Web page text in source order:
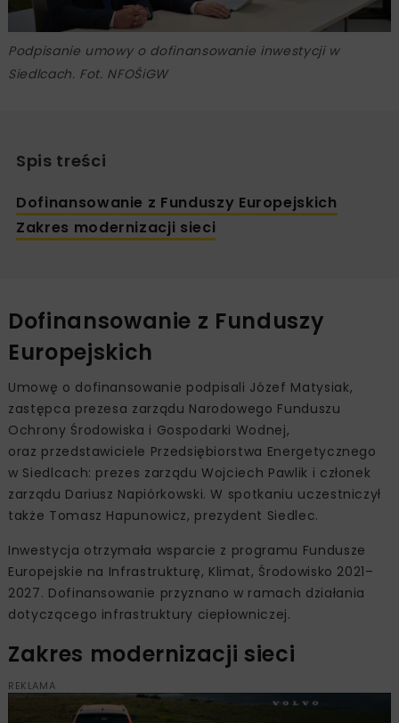
Podpisanie umowy o dofinansowanie inwestycji w
Siedlcach. Fot. NFOŚiGW
Spis treści
Dofinansowanie z Funduszy Europejskich
Zakres modernizacji sieci
Dofinansowanie z Funduszy
Europejskich
Umowę o dofinansowanie podpisali Józef Matysiak,
zastępca prezesa zarządu Narodowego Funduszu
Ochrony Środowiska i Gospodarki Wodnej,
oraz przedstawiciele Przedsiębiorstwa Energetycznego
w Siedlcach: prezes zarządu Wojciech Pawlik i członek
zarządu Dariusz Napiórkowski. W spotkaniu uczestniczył
także Tomasz Hapunowicz, prezydent Siedlec.
Inwestycja otrzymała wsparcie z programu Fundusze
Europejskie na Infrastrukturę, Klimat, Środowisko 2021–
2027. Dofinansowanie przyznano w ramach działania
dotyczącego infrastruktury ciepłowniczej.
Zakres modernizacji sieci
REKLAMA